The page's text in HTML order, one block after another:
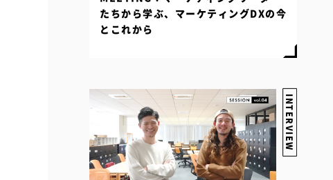
INTERVIEW
たちから学ぶ、マーケティングDXの今
とこれから